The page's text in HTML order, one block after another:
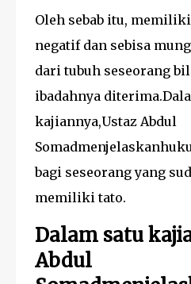
Oleh sebab itu,
negatif dan sebisa
dari tubuh seseorang
ibadahnya
kajiannya,Ustaz Abdul
bagi seseorang yang
memiliki tato.
Dalam satu
Abdul